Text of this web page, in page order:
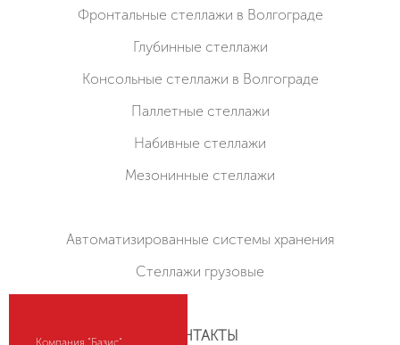
Фронтальные стеллажи в Волгограде
Глубинные стеллажи
Консольные стеллажи в Волгограде
Паллетные стеллажи
Набивные стеллажи
Мезонинные стеллажи
Автоматизированные системы хранения
Стеллажи грузовые
КОНТАКТЫ
Компания "Базис"